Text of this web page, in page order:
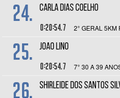
24. CARLA DIAS COELHO
0:20:54.7 2° GERAL 5KM
25. JOAO LINO
0:20:54.7 7° 30 A 39
26. SHIRLEIDE DOS SANTOS